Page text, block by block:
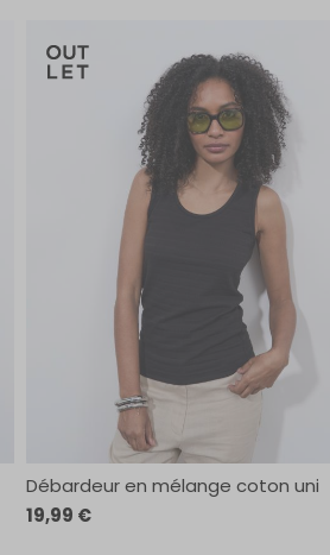
Débardeur en mélange coton uni
19,99 €